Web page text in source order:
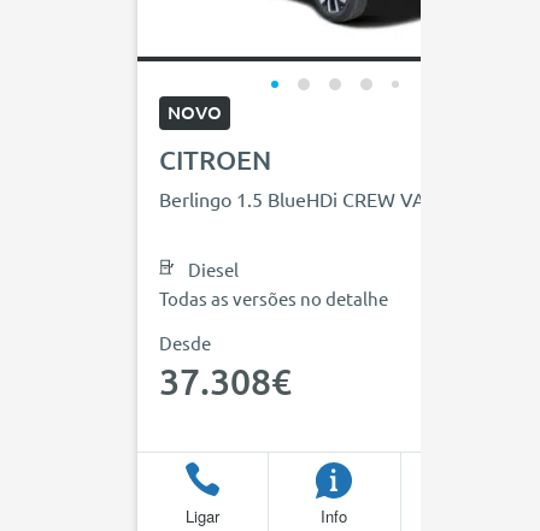
NOVO
CITROEN
Berlingo 1.5 BlueHDi CREW VAN
Diesel
Todas as versões no detalhe
Desde
37.308€
Ligar Info